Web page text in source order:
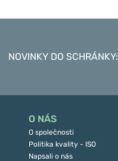
NOVINKY DO SCHRÁNKY:
O NÁS
O společnosti
Politika kvality - ISO
Napsali o nás